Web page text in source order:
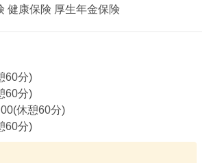
健康保険 厚生年金保険
60分)
60分)
休憩60分)
60分)